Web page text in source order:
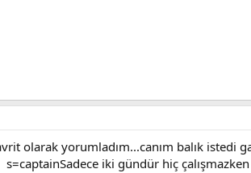
olarak yorumladım...canım balık istedi
iki gündür hiç